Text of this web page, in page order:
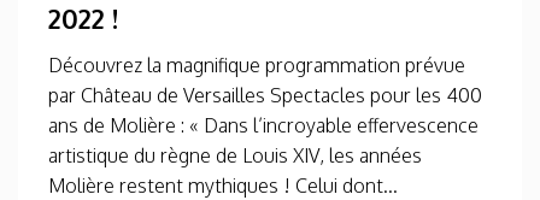
2022 !
Découvrez la magnifique programmation prévue
par Château de Versailles Spectacles pour les 400
ans de Molière : « Dans l’incroyable effervescence
artistique du règne de Louis XIV, les années
Molière restent mythiques ! Celui dont...